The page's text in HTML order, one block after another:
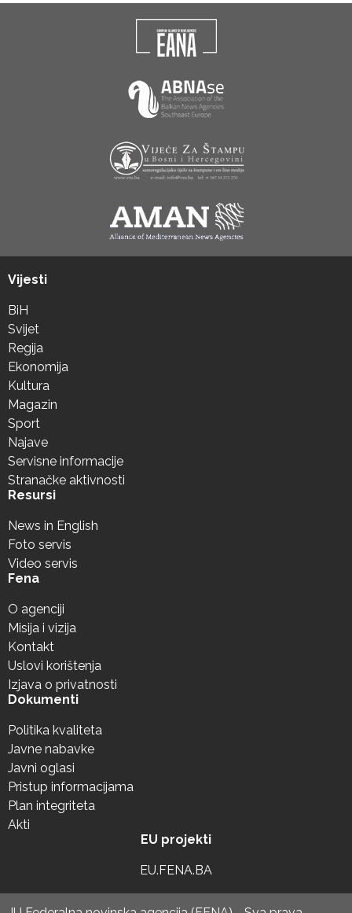
Vijesti
BiH
Svijet
Regija
Ekonomija
Kultura
Magazin
Sport
Najave
Servisne informacije
Stranačke aktivnosti
Resursi
News in English
Foto servis
Video servis
Fena
O agenciji
Misija i vizija
Kontakt
Uslovi korištenja
Izjava o privatnosti
Dokumenti
Politika kvaliteta
Javne nabavke
Javni oglasi
Pristup informacijama
Plan integriteta
Akti
EU projekti
EU.FENA.BA